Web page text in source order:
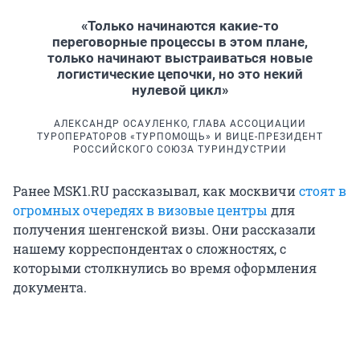
«Только начинаются какие-то
переговорные процессы в этом плане,
только начинают выстраиваться новые
логистические цепочки, но это некий
нулевой цикл»
АЛЕКСАНДР ОСАУЛЕНКО, ГЛАВА АССОЦИАЦИИ
ТУРОПЕРАТОРОВ «ТУРПОМОЩЬ» И ВИЦЕ-ПРЕЗИДЕНТ
РОССИЙСКОГО СОЮЗА ТУРИНДУСТРИИ
Ранее MSK1.RU рассказывал, как москвичистоят в
огромных очередях в визовые центры для
получения шенгенской визы. Они рассказали
нашему корреспондентах о сложностях, с
которыми столкнулись во время оформления
документа.